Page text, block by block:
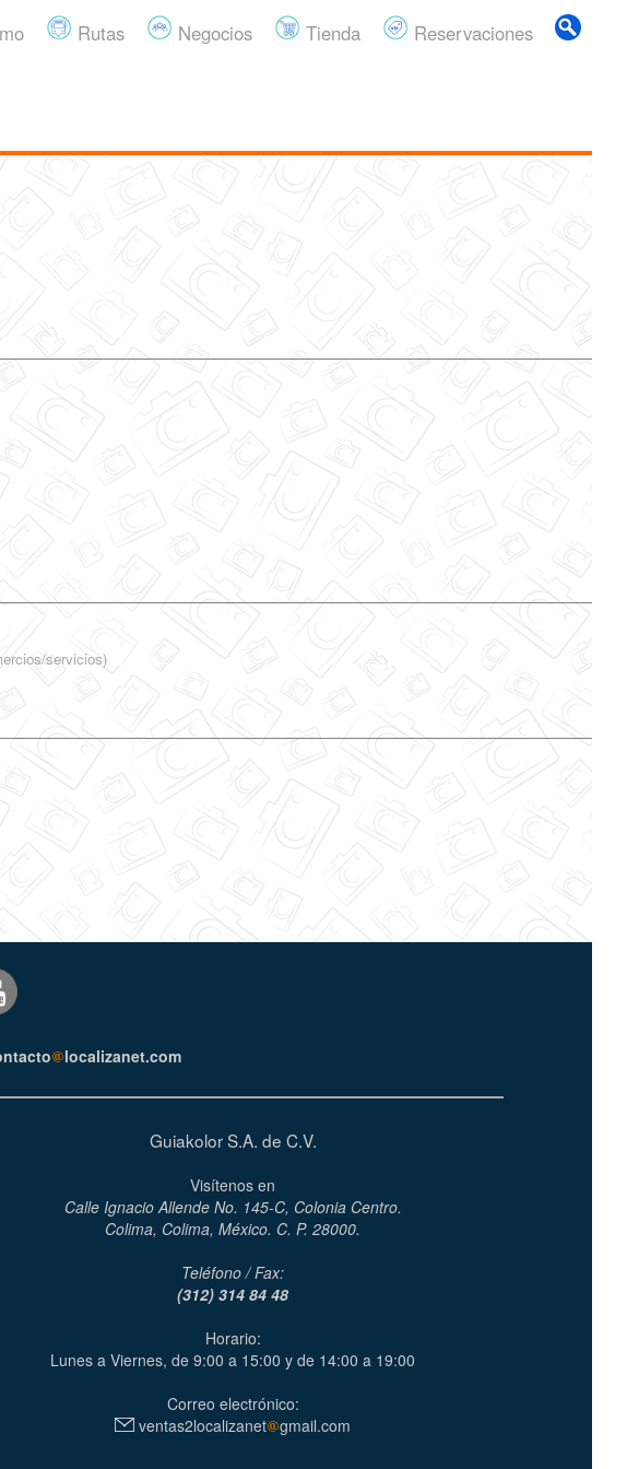
Reservaciones
Tienda
Negocios
Rutas
servicios)
localizanet.com
Guiakolor S.A. de C.V.
Visítenos en
Calle Ignacio Allende No. 145-C, Colonia Centro.
Colima, Colima, México. C. P. 28000.
Teléfono / Fax:
(312) 314 84 48
Horario:
Lunes a Viernes, de 9:00 a 15:00 y de 14:00 a 19:00
Correo electrónico:
ventas2localizanet gmail.com